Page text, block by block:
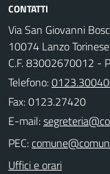
CONTATTI
Via San Giovanni
10074 Lanzo
C.F. 83002670012 -
Telefono:
Fax: 0123.27420
E-mail:
PEC:
Uffici e orari